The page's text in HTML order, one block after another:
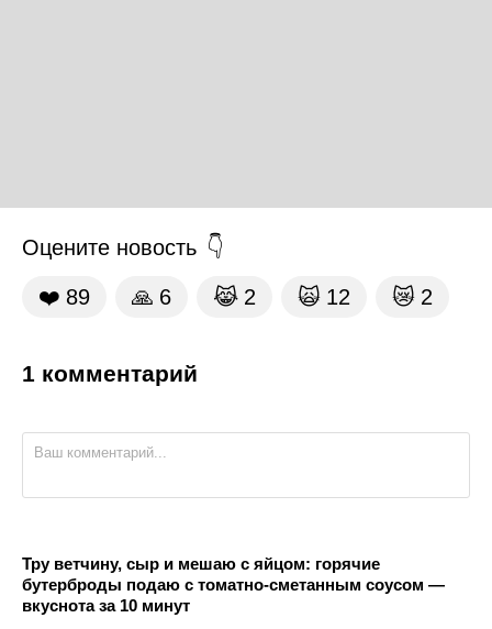
Оцените новость
❤️ 89 🙏 6 😹 2 🙀 12 😿 2
1 комментарий
Тру ветчину, сыр и мешаю с яйцом: горячие
бутерброды подаю с томатно-сметанным соусом —
вкуснота за 10 минут